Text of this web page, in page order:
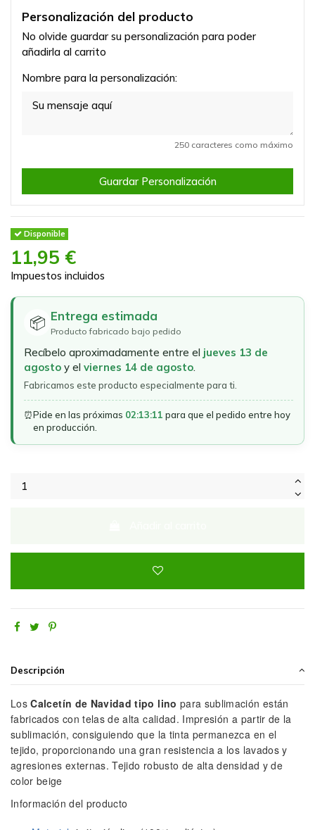
Personalización del producto
No olvide guardar su personalización para poder
añadirla al carrito
Nombre para la personalización:
250 caracteres como máximo
Guardar Personalización
Disponible
11,95 €
Impuestos incluidos
📦 Entrega estimada
Producto fabricado bajo pedido
Recíbelo aproximadamente entre el jueves 13 de
agosto y el viernes 14 de agosto.
Fabricamos este producto especialmente para ti.
⏰Pide en las próximas 02:13:11 para que el pedido entre hoy
en producción.
Descripción
Los Calcetín de Navidad tipo lino para sublimación están
fabricados con telas de alta calidad. Impresión a partir de la
sublimación, consiguiendo que la tinta permanezca en el
tejido, proporcionando una gran resistencia a los lavados y
agresiones externas. Tejido robusto de alta densidad y de
color beige
Información del producto